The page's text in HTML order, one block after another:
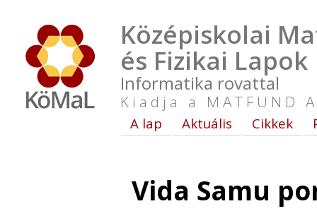
Középiskolai
és Fizikai Lapok
Informatika rovattal
Kiadja a MATFUND
A lap Aktuális Cikkek
Vida Samu